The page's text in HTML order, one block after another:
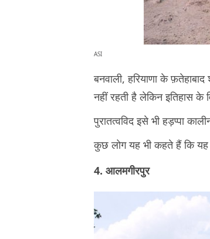
ASI
बनवाली, हरियाणा के
नहीं रहती है लेकिन इतिहास के
पुरातत्वविद इसे भी हड़प्पा
कुछ लोग यह भी कहते हैं कि यह
4. आलमगीरपुर